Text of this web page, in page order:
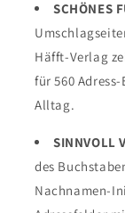
/
Verlag
/
SCHÖNES
Häfft-Verlag
für 560
Alltag.
SINNVOLL
des
Nachnamen-